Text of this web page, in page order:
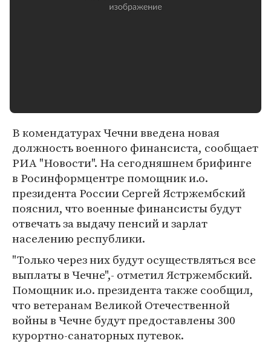
В комендатурах Чечни введена новая
должность военного финансиста, сообщает
РИА "Новости". На сегодняшнем брифинге
в Росинформцентре помощник и.о.
президента России Сергей Ястржембский
пояснил, что военные финансисты будут
отвечать за выдачу пенсий и зарлат
населению республики.
"Только через них будут осуществляться все
выплаты в Чечне",- отметил Ястржембский.
Помощник и.о. президента также сообщил,
что ветеранам Великой Отечественной
войны в Чечне будут предоставлены 300
курортно-санаторных путевок.